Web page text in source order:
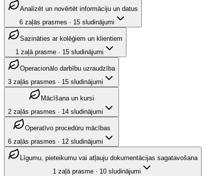
Analizēt un novērtēt informāciju un datus
6 zaļās prasmes · 15 sludinājumi
Sazināties ar kolēģiem un klientiem
1 zaļā prasme· 15 sludinājumi
Operacionālo darbību uzraudzība
3 zaļās prasmes · 15 sludinājumi
Mācīšana un kursi
2 zaļās prasmes · 14 sludinājumi
Operatīvo procedūru mācības
6 zaļās prasmes · 12 sludinājumi
Līgumu, pieteikumu vai atļauju dokumentācijas sagatavošana
1 zaļā prasme · 10 sludinājumi